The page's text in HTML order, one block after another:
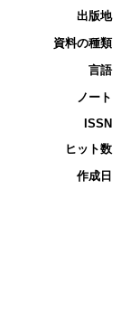
出版地
資料の種類
言語
ノート
ISSN
ヒット数
作成日